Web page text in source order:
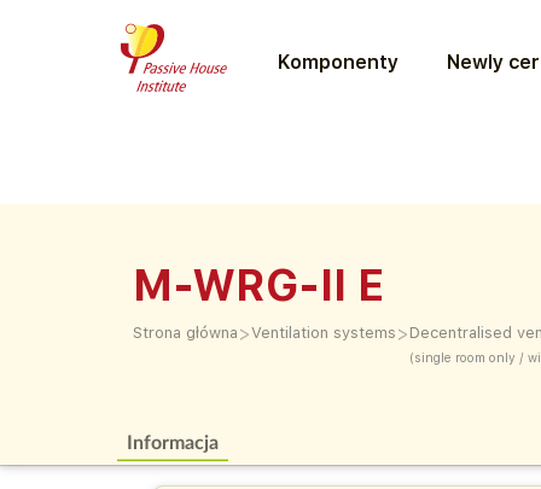
Komponenty Newly
M-WRG-II E
Strona główna >Ventilation systems > Decentralised
(single room only /
Informacja